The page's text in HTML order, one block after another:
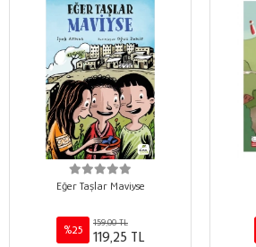
Eğer Taşlar Maviyse
%25
159,00 TL
119,25 TL